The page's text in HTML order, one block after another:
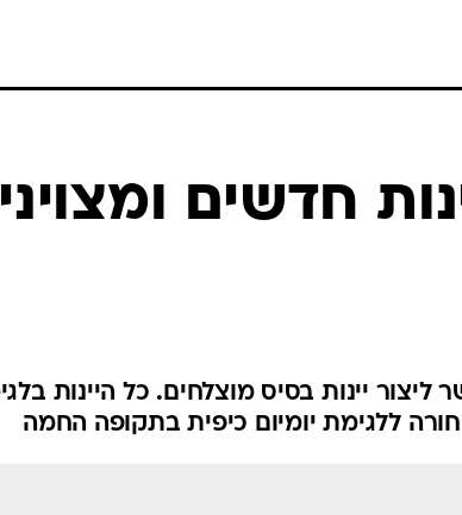
חדשים
ליצור יינות בסיס מוצלחים. כל היינות
ללגימת יומיום כיפית בתקופה החמה